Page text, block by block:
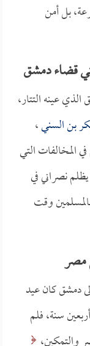
بل أمن
قضاء دمشق
عينه التتار،
بن السني،
المخالفات التي
نصراني في
وقت
مصر
دمشق كان عيد
سنة، فلم